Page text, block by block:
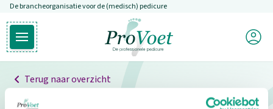
Overslaan en naar de inhoud gaan
De brancheorganisatie voor de (medisch) pedicure
Open hoofdmenu
Ga naar de homepagina
Mijn
Terug naar overzicht
Professionals